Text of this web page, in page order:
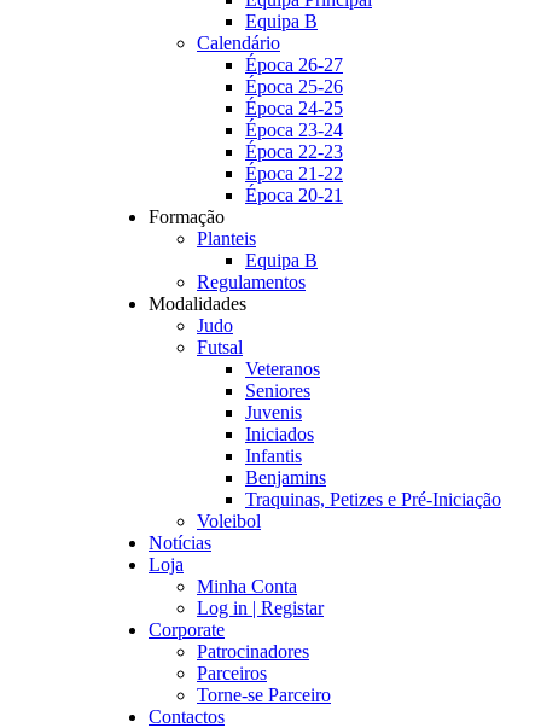
Equipa B
Calendário
Época 26-27
Época 25-26
Época 24-25
Época 23-24
Época 22-23
Época 21-22
Época 20-21
Formação
Planteis
Equipa B
Regulamentos
Modalidades
Judo
Futsal
Veteranos
Seniores
Juvenis
Iniciados
Infantis
Benjamins
Traquinas, Petizes e Pré-Iniciação
Voleibol
Notícias
Loja
Minha Conta
Log in | Registar
Corporate
Patrocinadores
Parceiros
Torne-se Parceiro
Contactos